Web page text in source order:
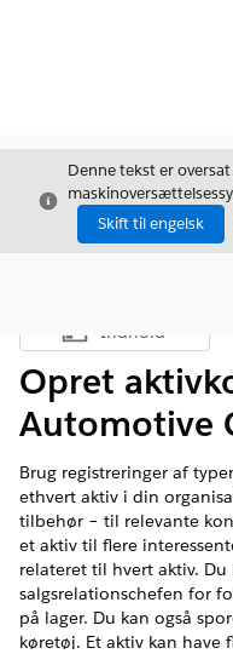
Luk
Denne tekst er
Skift til engelsk
Vis
Indhold
Opret
Automotive
Brug registreringer af
ethvert aktiv i din
tilbehør – til relevante
et aktiv til flere
relateret til hvert aktiv. Du
salgsrelationschefen for
på lager. Du kan også
køretøj. Et aktiv kan have